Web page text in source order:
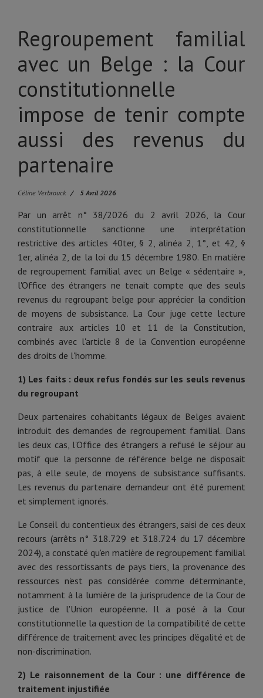
Regroupement familial
avec un Belge : la Cour
constitutionnelle
impose de tenir compte
aussi des revenus du
partenaire
Céline Verbrouck 5 Avril 2026
Par un arrêt n° 38/2026 du 2 avril 2026, la Cour
constitutionnelle sanctionne une interprétation
restrictive des articles 40ter, § 2, alinéa 2, 1°, et 42, §
1er, alinéa 2, de la loi du 15 décembre 1980. En matière
de regroupement familial avec un Belge « sédentaire »,
l'Office des étrangers ne tenait compte que des seuls
revenus du regroupant belge pour apprécier la condition
de moyens de subsistance. La Cour juge cette lecture
contraire aux articles 10 et 11 de la Constitution,
combinés avec l'article 8 de la Convention européenne
des droits de l'homme.
1) Les faits : deux refus fondés sur les seuls revenus
du regroupant
Deux partenaires cohabitants légaux de Belges avaient
introduit des demandes de regroupement familial. Dans
les deux cas, l'Office des étrangers a refusé le séjour au
motif que la personne de référence belge ne disposait
pas, à elle seule, de moyens de subsistance suffisants.
Les revenus du partenaire demandeur ont été purement
et simplement ignorés.
Le Conseil du contentieux des étrangers, saisi de ces deux
recours (arrêts n° 318.729 et 318.724 du 17 décembre
2024), a constaté qu'en matière de regroupement familial
avec des ressortissants de pays tiers, la provenance des
ressources n'est pas considérée comme déterminante,
notamment à la lumière de la jurisprudence de la Cour de
justice de l'Union européenne. Il a posé à la Cour
constitutionnelle la question de la compatibilité de cette
différence de traitement avec les principes d'égalité et de
non-discrimination.
2) Le raisonnement de la Cour : une différence de
traitement injustifiée